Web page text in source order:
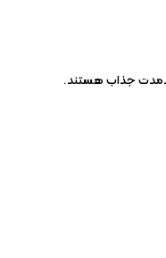
جذاب هستند.